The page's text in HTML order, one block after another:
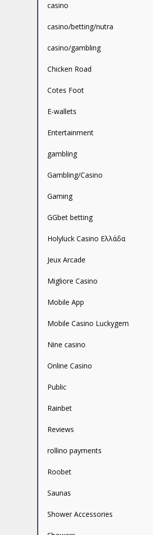
casino
casino/betting/nutra
casino/gambling
Chicken Road
Cotes Foot
E-wallets
Entertainment
gambling
Gambling/Casino
Gaming
GGbet betting
Holyluck Casino Ελλάδα
Jeux Arcade
Migliore Casino
Mobile App
Mobile Casino Luckygem
Nine casino
Online Casino
Public
Rainbet
Reviews
rollino payments
Roobet
Saunas
Shower Accessories